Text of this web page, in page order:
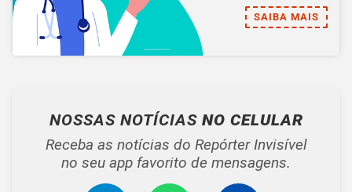
SAIBA MAIS
NOSSAS NOTÍCIAS NO CELULAR
Receba as notícias do Repórter Invisível
no seu app favorito de mensagens.